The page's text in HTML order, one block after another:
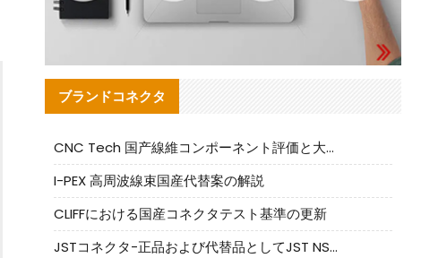
ブランドコネクタ
CNC Tech 国产線維コンポーネント評価と大量生産適合ガイド
I-PEX 高周波線束国産代替案の解説
CLIFFにおける国産コネクタテスト基準の更新
JSTコネクタ-正品および代替品としてJST NSHR-02V-Sコネクタを提供します